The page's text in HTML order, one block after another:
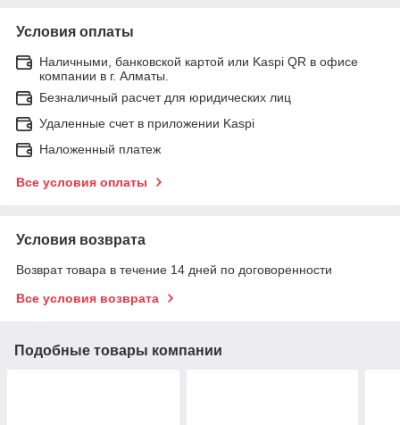
Условия оплаты
Наличными, банковской картой или Kaspi QR в офисе
компании в г. Алматы.
Безналичный расчет для юридических лиц
Удаленные счет в приложении Kaspi
Наложенный платеж
Все условия оплаты
Условия возврата
Возврат товара в течение 14 дней по договоренности
Все условия возврата
Подобные товары компании